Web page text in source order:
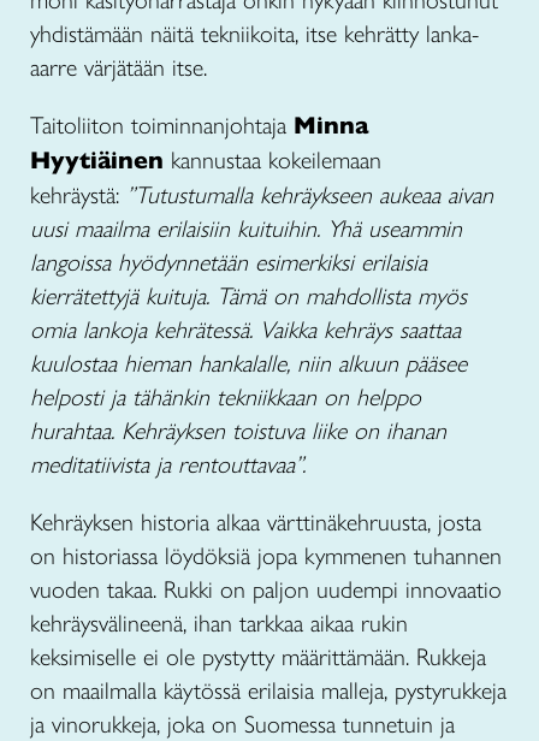
yhdistämään näitä tekniikoita, itse kehrätty lanka-
aarre värjätään itse.
Taitoliiton toiminnanjohtaja Minna
Hyytiäinen kannustaa kokeilemaan
kehräystä: ”Tutustumalla kehräykseen aukeaa aivan
uusi maailma erilaisiin kuituihin. Yhä useammin
langoissa hyödynnetään esimerkiksi erilaisia
kierrätettyjä kuituja. Tämä on mahdollista myös
omia lankoja kehrätessä. Vaikka kehräys saattaa
kuulostaa hieman hankalalle, niin alkuun pääsee
helposti ja tähänkin tekniikkaan on helppo
hurahtaa. Kehräyksen toistuva liike on ihanan
meditatiivista ja rentouttavaa”.
Kehräyksen historia alkaa värttinäkehruusta, josta
on historiassa löydöksiä jopa kymmenen tuhannen
vuoden takaa. Rukki on paljon uudempi innovaatio
kehräysvälineenä, ihan tarkkaa aikaa rukin
keksimiselle ei ole pystytty määrittämään. Rukkeja
on maailmalla käytössä erilaisia malleja, pystyrukkeja
ja vinorukkeja, joka on Suomessa tunnetuin ja